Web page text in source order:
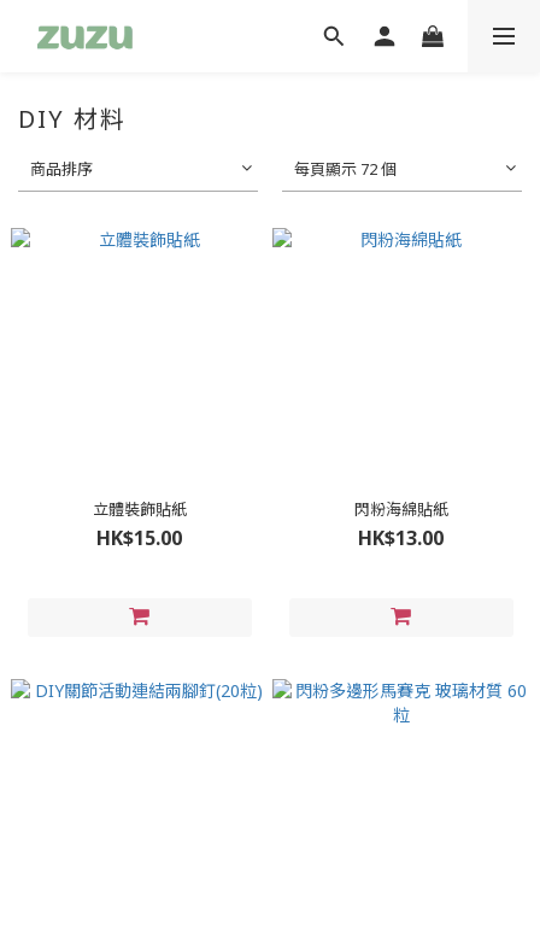
DIY 材料
商品排序 每頁顯示 72 個
立體裝飾貼紙
HK$15.00
閃粉海綿貼紙
HK$13.00